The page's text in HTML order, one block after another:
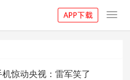
惊动央视：雷军笑了